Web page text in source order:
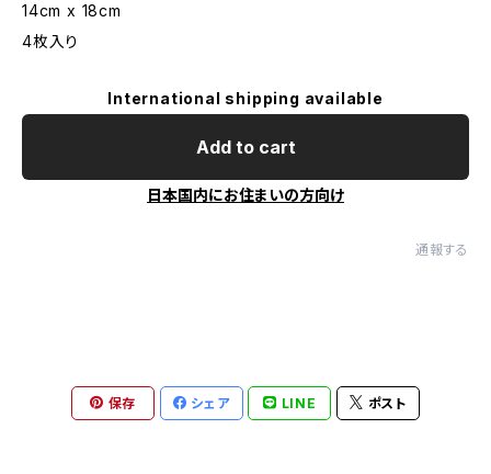
14cm x 18cm
4枚入り
International shipping available
Add to cart
日本国内にお住まいの方向け
通報する
保存 シェア LINE ポスト